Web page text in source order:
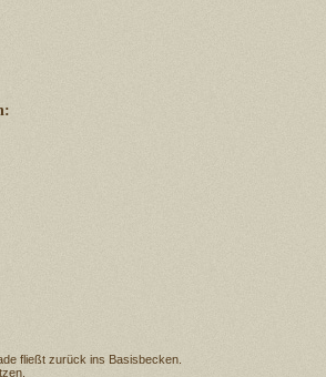
fließt zurück ins Basisbecken.